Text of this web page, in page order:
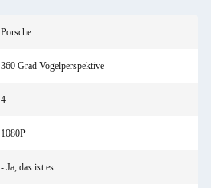
Porsche
360 Grad Vogelperspektive
4
1080P
- Ja, das ist es.